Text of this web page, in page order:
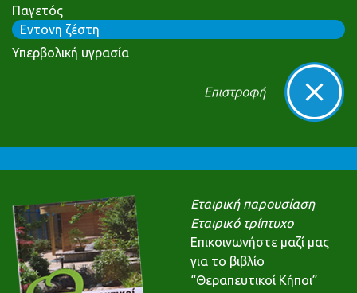
Παγετός
Εντονη ζέστη
Υπερβολική υγρασία
Εταιρική παρουσίαση
Εταιρικό τρίπτυχο
Επικοινωνήστε μαζί μας
για το βιβλίο
“Θεραπευτικοί Κήποι”